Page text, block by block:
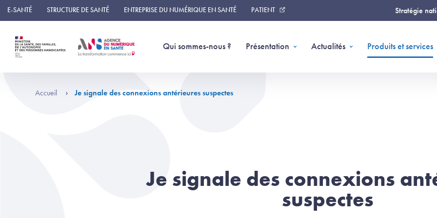
Panneau de gestion des cookies
E-SANTÉ STRUCTURE DE SANTÉ ENTREPRISE DU NUMÉRIQUE EN SANTÉ PATIENT Stratégie
Qui sommes-nous ? Présentation Actualités Produits et services
Accueil Je signale des connexions antérieures suspectes
Je signale des connexions
suspectes